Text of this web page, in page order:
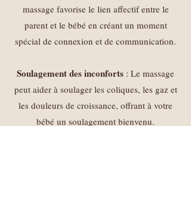
massage favorise le lien affectif entre le
parent et le bébé en créant un moment
spécial de connexion et de communication.
Soulagement des inconforts : Le massage
peut aider à soulager les coliques, les gaz et
les douleurs de croissance, offrant à votre
bébé un soulagement bienvenu.